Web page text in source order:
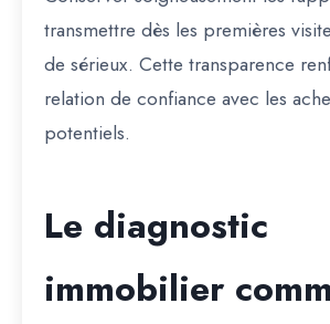
transmettre dès les premières
de sérieux. Cette transparence
relation de confiance avec les
potentiels.
Le diagnostic
immobilier